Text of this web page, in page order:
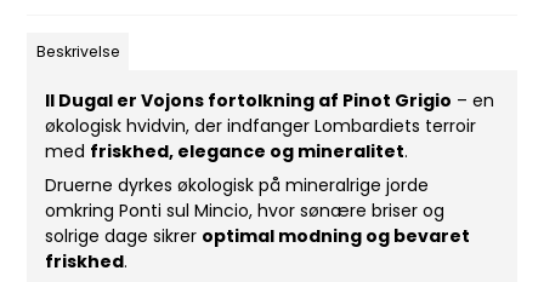
Beskrivelse
Il Dugal er Vojons fortolkning af Pinot Grigio – en
økologisk hvidvin, der indfanger Lombardiets terroir
med friskhed, elegance og mineralitet.
Druerne dyrkes økologisk på mineralrige jorde
omkring Ponti sul Mincio, hvor sønære briser og
solrige dage sikrer optimal modning og bevaret
friskhed.